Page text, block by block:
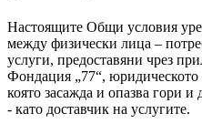
Настоящите Общи условия
между физически лица –
услуги, предоставяни чрез
Фондация „77“, юридическото
която засажда и опазва гори и
- като доставчик на услугите.